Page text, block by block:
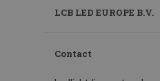
LCB LED EUROPE B.V.
Contact